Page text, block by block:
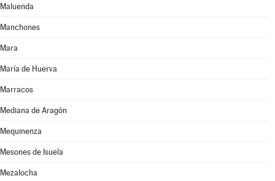
Maluenda
Manchones
Mara
María de Huerva
Marracos
Mediana de Aragón
Mequinenza
Mesones de Isuela
Mezalocha